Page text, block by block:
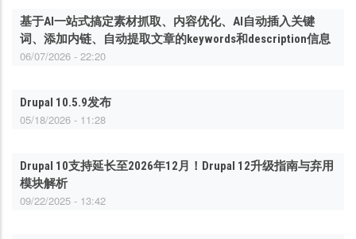
基于AI一站式搞定素材抓取、内容优化、AI自动插入关键
词、添加内链、自动提取文章的keywords和description信息
06/07/2026 - 22:20
Drupal 10.5.9发布
05/18/2026 - 11:28
Drupal 10支持延长至2026年12月！Drupal 12升级指南与弃用
模块解析
09/22/2025 - 13:42